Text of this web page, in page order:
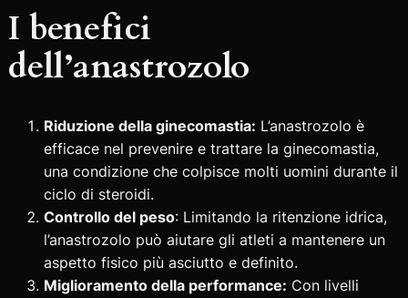
I benefici
dell’anastrozolo
Riduzione della ginecomastia: L’anastrozolo è
efficace nel prevenire e trattare la ginecomastia,
una condizione che colpisce molti uomini durante il
ciclo di steroidi.
Controllo del peso: Limitando la ritenzione idrica,
l’anastrozolo può aiutare gli atleti a mantenere un
aspetto fisico più asciutto e definito.
Miglioramento della performance: Con livelli